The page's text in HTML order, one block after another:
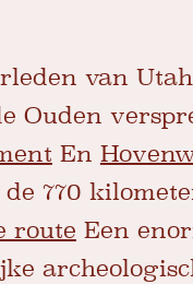
van
Ouden
En
770
route Een